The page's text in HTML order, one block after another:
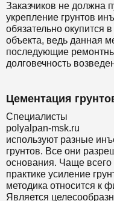
Заказчиков не должна
укрепление грунтов
обязательно окупится
объекта, ведь данная
последующие
долговечность
Цементация
Специалисты
polyalpan-msk.ru
используют разные
грунтов. Все они
основания. Чаще всего
практике усиление
методика относится к
Является